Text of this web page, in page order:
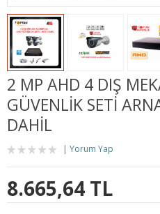
2 MP AHD 4 DIŞ
GÜVENLİK SETİ
DAHİL
Yorum Yap
8.665,64 TL